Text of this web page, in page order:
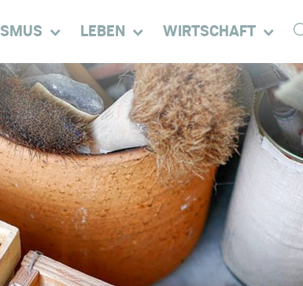
LEBEN WIRTSCHAFT